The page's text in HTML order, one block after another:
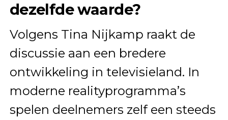
dezelfde waarde?
Volgens Tina Nijkamp raakt de
discussie aan een bredere
ontwikkeling in televisieland. In
moderne realityprogramma’s
spelen deelnemers zelf een steeds